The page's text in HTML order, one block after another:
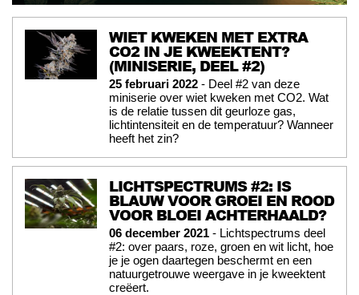
WIET KWEKEN MET EXTRA
CO2 IN JE KWEEKTENT?
(MINISERIE, DEEL #2)
25 februari 2022 - Deel #2 van deze
miniserie over wiet kweken met CO2. Wat
is de relatie tussen dit geurloze gas,
lichtintensiteit en de temperatuur? Wanneer
heeft het zin?
LICHTSPECTRUMS #2: IS
BLAUW VOOR GROEI EN ROOD
VOOR BLOEI ACHTERHAALD?
06 december 2021 - Lichtspectrums deel
#2: over paars, roze, groen en wit licht, hoe
je je ogen daartegen beschermt en een
natuurgetrouwe weergave in je kweektent
creëert.